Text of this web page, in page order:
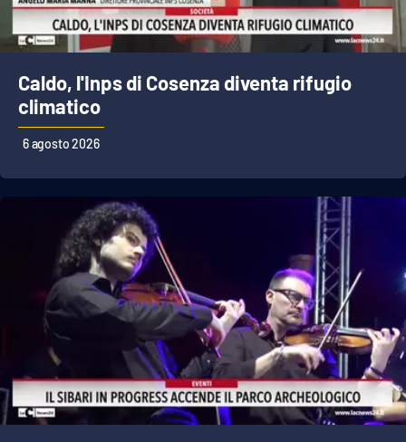
Caldo, l'Inps di Cosenza diventa rifugio
climatico
6 agosto 2026